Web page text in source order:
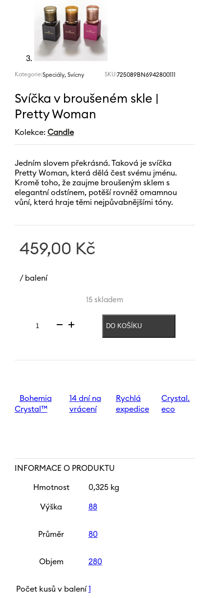
Kategorie:Speciály, Svícny SKU:725089BN6942800111
Svíčka v broušeném skle |
Pretty Woman
Kolekce: Candle
Jedním slovem překrásná. Taková je svíčka
Pretty Woman, která dělá čest svému jménu.
Kromě toho, že zaujme broušeným sklem s
elegantní odstínem, potěší rovněž omamnou
vůní, která hraje těmi nejpůvabnějšími tóny.
459,00 Kč
/ balení
15 skladem
Svíčka
skle
množství
DO KOŠÍKU
Bohemia
Crystal™
14 dní na
vrácení
Rychlá
expedice
Crystal.
eco
INFORMACE O PRODUKTU
Hmotnost 0,325 kg
Výška 88
Průměr 80
Objem 280
Počet kusů v balení 1